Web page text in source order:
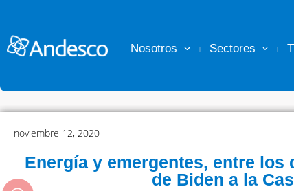
Nosotros Sectores
noviembre 12, 2020
Energía y emergentes, entre los
de Biden a la